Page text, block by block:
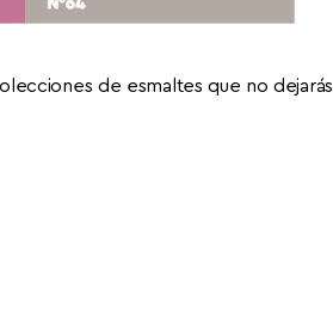
de esmaltes que no dejarás